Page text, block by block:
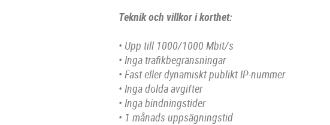
Teknik och villkor i korthet:
• Upp till 1000/1000 Mbit/s
• Inga trafikbegränsningar
• Fast eller dynamiskt publikt IP-nummer
• Inga dolda avgifter
• Inga bindningstider
• 1 månads uppsägningstid